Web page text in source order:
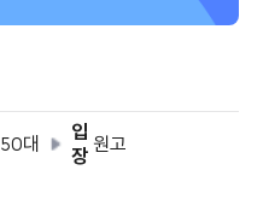
50대
입
장 원고